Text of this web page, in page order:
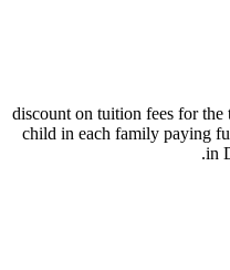
10% discount on tuition fees for
child in each family paying
in